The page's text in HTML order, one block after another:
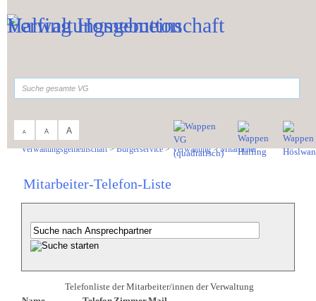
A A A
Verwaltungsgemeinschaft>Bürgerservice>Verwaltung>Mitarbeiter
Mitarbeiter-Telefon-Liste
Telefonliste der Mitarbeiter/innen der Verwaltung